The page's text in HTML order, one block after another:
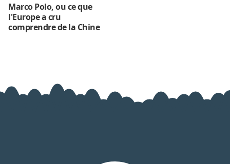
Marco Polo, ou ce que
l'Europe a cru
comprendre de la Chine